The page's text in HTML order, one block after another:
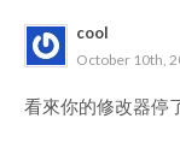
cool
October 10th,
看來你的修改器停